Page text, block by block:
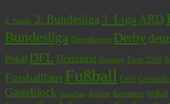
2. runde 3. Bundesliga 3. Liga ARD
Bundesliga Dauerkarten Derby
Pokal DFL Dortmund Duisburg Euro 2008
Fussballfans Fußball Geld
Gästeblock Gästefans Italien Kommerz pokal